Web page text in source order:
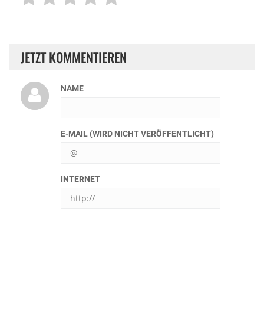
JETZT KOMMENTIEREN
NAME
E-MAIL (WIRD NICHT VERÖFFENTLICHT)
INTERNET